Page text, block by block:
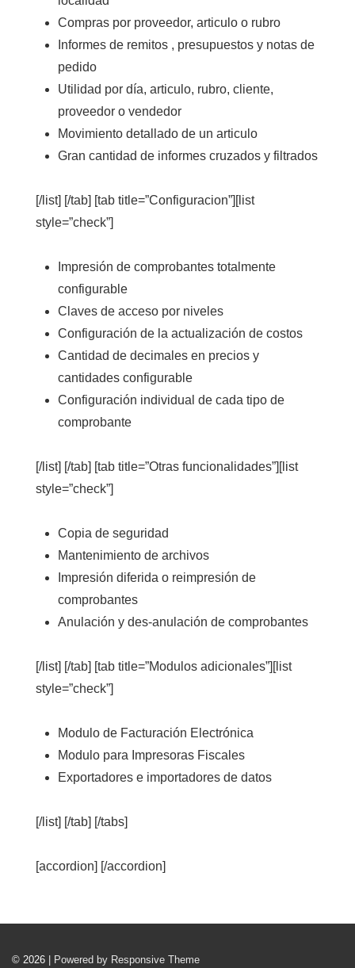
Compras por proveedor, articulo o rubro
Informes de remitos , presupuestos y notas de
pedido
Utilidad por día, articulo, rubro, cliente,
proveedor o vendedor
Movimiento detallado de un articulo
Gran cantidad de informes cruzados y filtrados
[/list] [/tab] [tab title=”Configuracion”][list
style=”check”]
Impresión de comprobantes totalmente
configurable
Claves de acceso por niveles
Configuración de la actualización de costos
Cantidad de decimales en precios y
cantidades configurable
Configuración individual de cada tipo de
comprobante
[/list] [/tab] [tab title=”Otras funcionalidades”][list
style=”check”]
Copia de seguridad
Mantenimiento de archivos
Impresión diferida o reimpresión de
comprobantes
Anulación y des-anulación de comprobantes
[/list] [/tab] [tab title=”Modulos adicionales”][list
style=”check”]
Modulo de Facturación Electrónica
Modulo para Impresoras Fiscales
Exportadores e importadores de datos
[/list] [/tab] [/tabs]
[accordion] [/accordion]
© 2026 | Powered by Responsive Theme